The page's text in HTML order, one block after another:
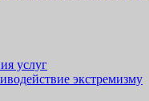
услуг
экстремизму